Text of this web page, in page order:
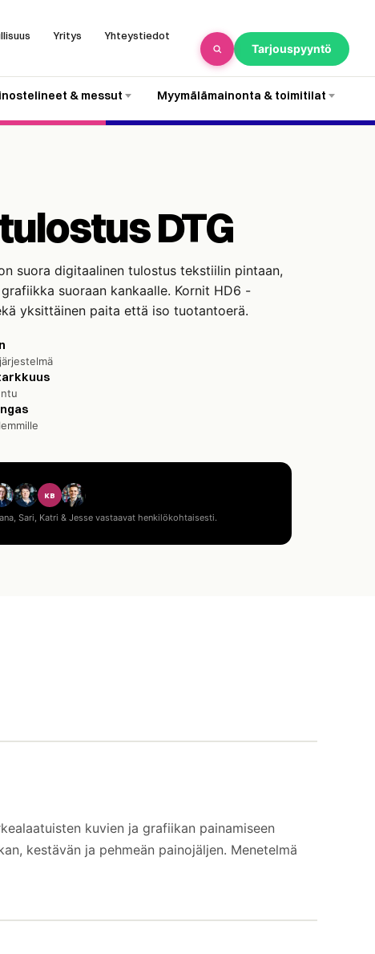
Yritys Yhteystiedot
Tarjouspyyntö
& messut Myymälämainonta & toimitilat
DTG
suora digitaalinen tulostus tekstiilin pintaan,
suoraan kankaalle. Kornit HD6 -
yksittäinen paita että iso tuotantoerä.
KB
Sari, Katri & Jesse vastaavat henkilökohtaisesti.
kuvien ja grafiikan painamiseen
kestävän ja pehmeän painojäljen. Menetelmä